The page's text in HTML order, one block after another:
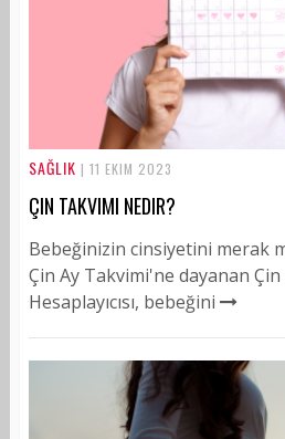
SAĞLIK | 11 EKIM 2023
ÇIN TAKVIMI NEDIR?
Bebeğinizin cinsiyetini merak
Çin Ay Takvimi'ne dayanan
Hesaplayıcısı, bebeğini